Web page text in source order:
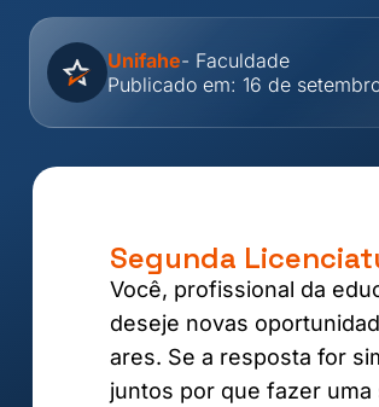
Unifahe- Faculdade
Publicado em: 16 de
Segunda
Você, profissional da
deseje novas
ares. Se a resposta for
juntos por que fazer uma